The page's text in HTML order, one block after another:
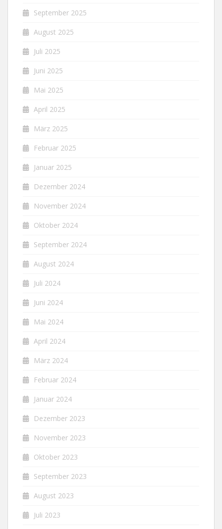
September 2025
August 2025
Juli 2025
Juni 2025
Mai 2025
April 2025
März 2025
Februar 2025
Januar 2025
Dezember 2024
November 2024
Oktober 2024
September 2024
August 2024
Juli 2024
Juni 2024
Mai 2024
April 2024
März 2024
Februar 2024
Januar 2024
Dezember 2023
November 2023
Oktober 2023
September 2023
August 2023
Juli 2023